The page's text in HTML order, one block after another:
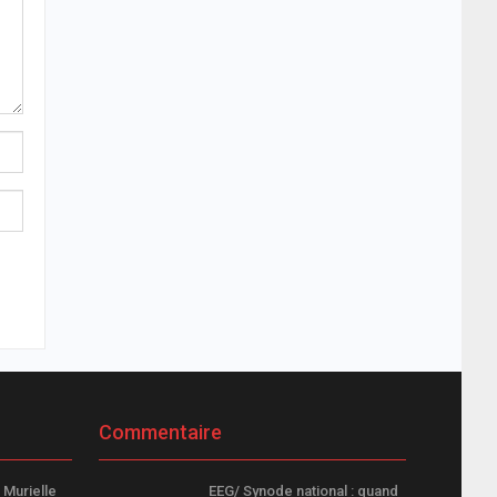
Murielle
Commentaire
EEG/ Synode national : quand